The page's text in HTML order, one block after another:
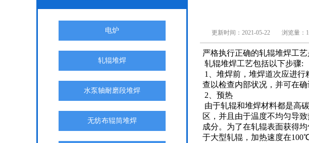
电炉
轧辊堆焊
水泵轴耐磨段堆焊
无纺布辊筒堆焊
更新时间：2021-05-22 浏览量：
严格执行正确的轧辊堆焊工
轧辊堆焊工艺包括以下步骤:
1、堆焊前，堆焊道次应进
查以检查内部状况，并可在
2、预热
由于轧辊和堆焊材料都是高
区，并且由于温度不均匀导
成分。为了在轧辊表面获得
于大型轧辊，加热速度在